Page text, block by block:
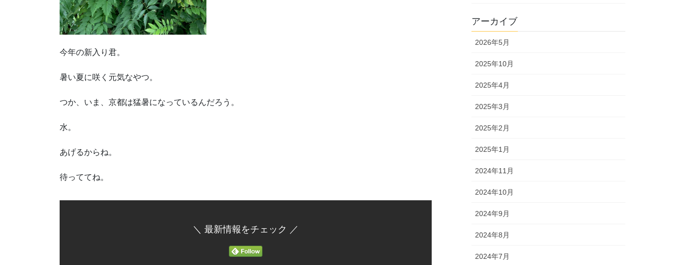
今年の新入り君。
暑い夏に咲く元気なやつ。
つか、いま、京都は猛暑になっているんだろう。
水。
あげるからね。
待っててね。
＼ 最新情報をチェック ／
アーカイブ
2026年5月
2025年10月
2025年4月
2025年3月
2025年2月
2025年1月
2024年11月
2024年10月
2024年9月
2024年8月
2024年7月